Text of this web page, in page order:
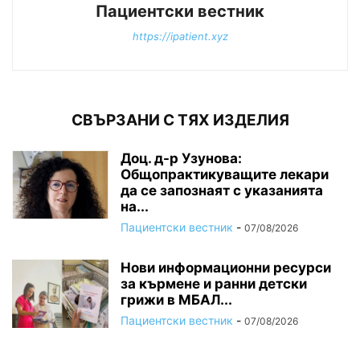
Пациентски вестник
https://ipatient.xyz
СВЪРЗАНИ С ТЯХ ИЗДЕЛИЯ
Доц. д-р Узунова:
Общопрактикуващите лекари
да се запознаят с указанията
на...
Пациентски вестник - 07/08/2026
Нови информационни ресурси
за кърмене и ранни детски
грижи в МБАЛ...
Пациентски вестник - 07/08/2026